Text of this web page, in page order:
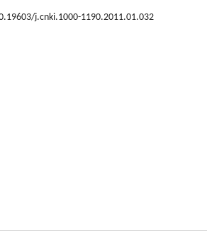
j.cnki.1000-1190.2011.01.032